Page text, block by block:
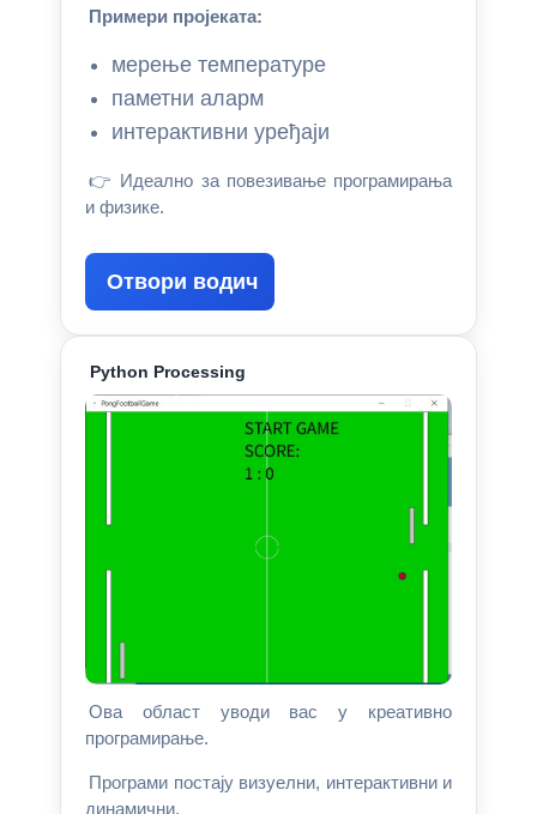
Примери пројеката:
мерење температуре
паметни аларм
интерактивни уређаји
👉 Идеално за повезивање програмирања
и физике.
Отвори водич
Python Processing
Ова област уводи вас у креативно
програмирање.
Програми постају визуелни, интерактивни и
динамични.